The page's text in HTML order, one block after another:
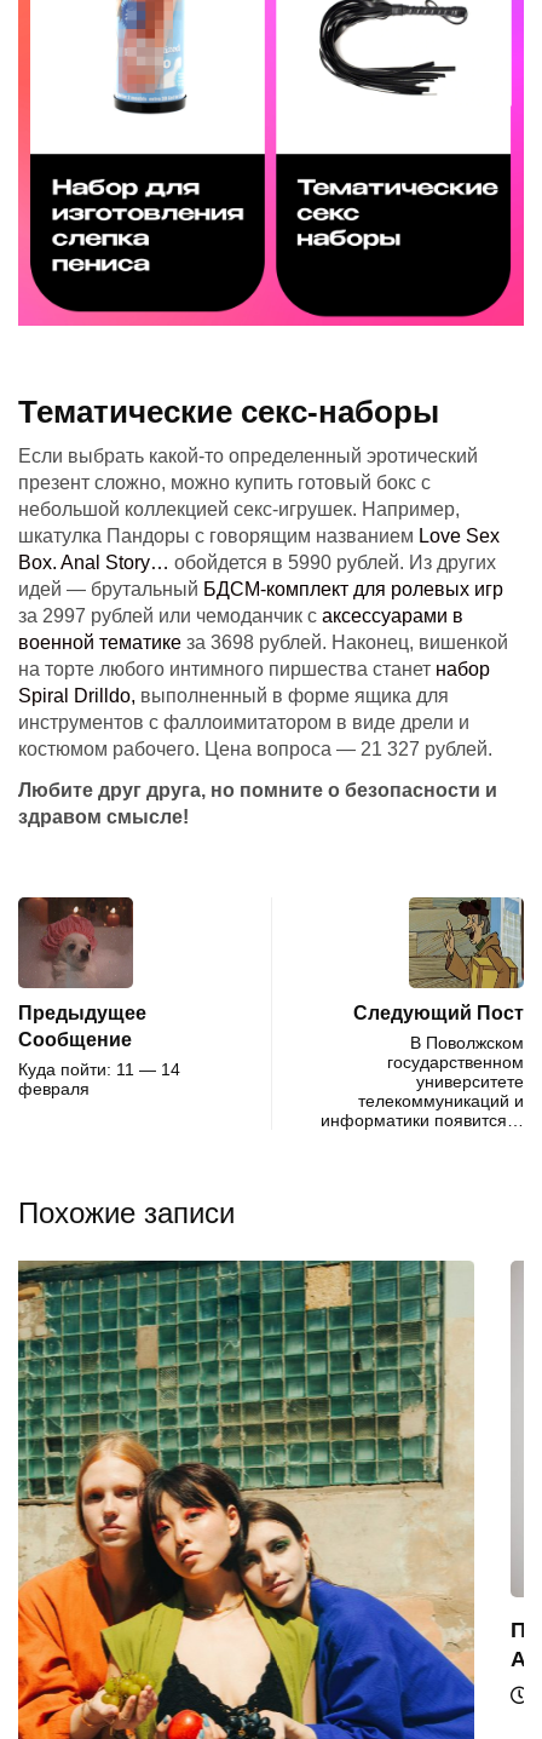
Тематические секс-наборы
Если выбрать какой-то определенный эротический
презент сложно, можно купить готовый бокс с
небольшой коллекцией секс-игрушек. Например,
шкатулка Пандоры с говорящим названием Love Sex
Box. Anal Story… обойдется в 5990 рублей. Из других
идей — брутальный БДСМ-комплект для ролевых игр
за 2997 рублей или чемоданчик с аксессуарами в
военной тематике за 3698 рублей. Наконец, вишенкой
на торте любого интимного пиршества станет набор
Spiral Drilldo, выполненный в форме ящика для
инструментов с фаллоимитатором в виде дрели и
костюмом рабочего. Цена вопроса — 21 327 рублей.
Любите друг друга, но помните о безопасности и
здравом смысле!
Предыдущее
Сообщение
Куда пойти: 11 — 14
февраля
Следующий Пост
В Поволжском
государственном
университете
телекоммуникаций и
информатики появится…
Похожие записи
ЛЮДИ МЕСТА
Путешествие по «Индустриальному миру
Александра Родченко»
21.06.2024